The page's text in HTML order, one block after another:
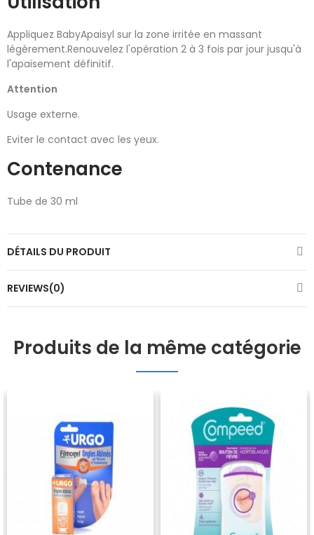
Appliquez BabyApaisyl sur la zone irritée en massant
légèrement.Renouvelez l'opération 2 à 3 fois par jour jusqu'à
l'apaisement définitif.
Attention
Usage externe.
Eviter le contact avec les yeux.
Contenance
Tube de 30 ml
DÉTAILS DU PRODUIT
REVIEWS(0)
Produits de la même catégorie